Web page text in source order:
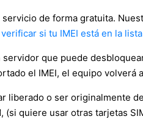
de forma gratuita.
verificar si tu IMEI está en la
que puede
el IMEI, el equipo volverá
liberado o ser originalmente
quiere usar otras tarjetas